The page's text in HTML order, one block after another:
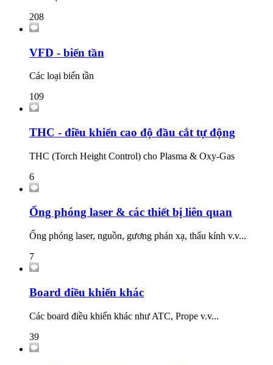
208
VFD - biến tần
Các loại biến tần
109
THC - điều khiển cao độ đầu cắt tự động
THC (Torch Height Control) cho Plasma & Oxy-Gas
6
Ống phóng laser & các thiết bị liên quan
Ống phóng laser, nguồn, gương phản xạ, thấu kính v.v...
7
Board điều khiển khác
Các board điều khiển khác như ATC, Prope v.v...
39